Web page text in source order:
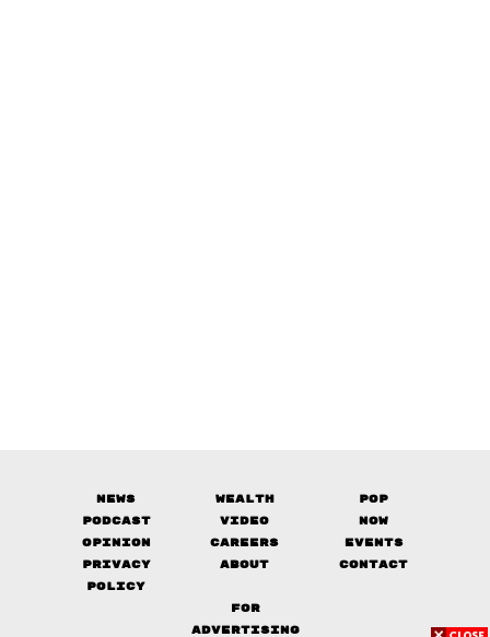
News Wealth
Pop
Podcast
Video
Now
Opinion
Careers
Events
Privacy
Policy
About Contact
FOR
ADVERTISING